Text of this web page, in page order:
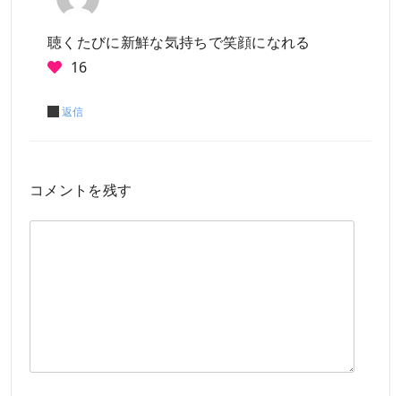
聴くたびに新鮮な気持ちで笑顔になれる
16
返信
コメントを残す